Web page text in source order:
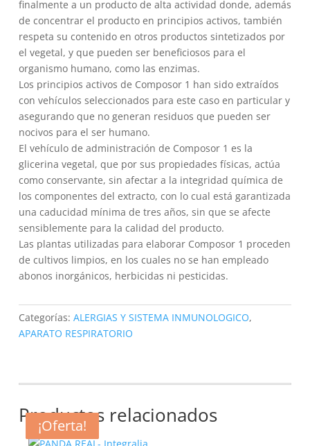
finalmente a un producto de alta actividad donde, además
de concentrar el producto en principios activos, también
respeta su contenido en otros productos sintetizados por
el vegetal, y que pueden ser beneficiosos para el
organismo humano, como las enzimas.
Los principios activos de Composor 1 han sido extraídos
con vehículos seleccionados para este caso en particular y
asegurando que no generan residuos que pueden ser
nocivos para el ser humano.
El vehículo de administración de Composor 1 es la
glicerina vegetal, que por sus propiedades físicas, actúa
como conservante, sin afectar a la integridad química de
los componentes del extracto, con lo cual está garantizada
una caducidad mínima de tres años, sin que se afecte
sensiblemente para la calidad del producto.
Las plantas utilizadas para elaborar Composor 1 proceden
de cultivos limpios, en los cuales no se han empleado
abonos inorgánicos, herbicidas ni pesticidas.
Categorías: ALERGIAS Y SISTEMA INMUNOLOGICO,
APARATO RESPIRATORIO
Productos relacionados
¡Oferta!
¡Oferta!
¡Oferta!
¡Oferta!